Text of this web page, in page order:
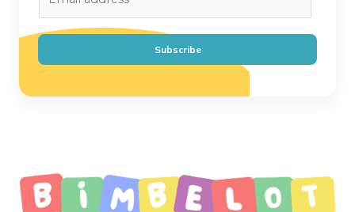
l
Subscribe